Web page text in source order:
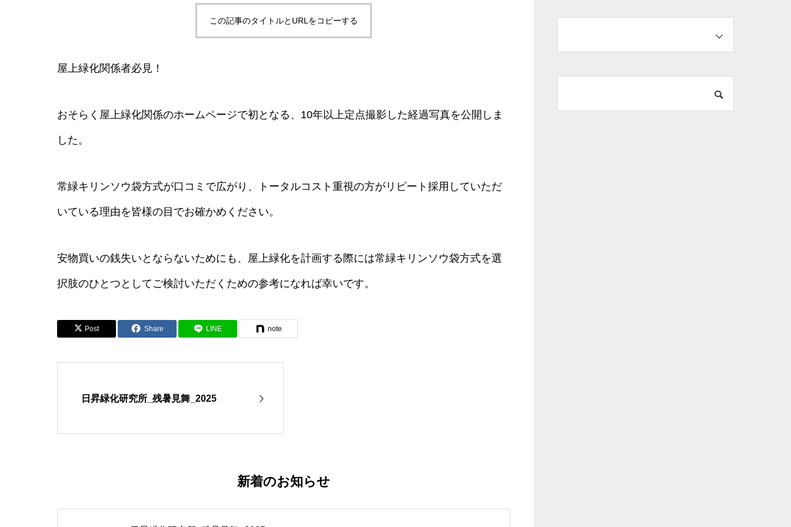
この記事のタイトルとURLをコピーする
屋上緑化関係者必見！
おそらく屋上緑化関係のホームページで初となる、10年以上定点撮影した経過写真を公開しま
した。
常緑キリンソウ袋方式が口コミで広がり、トータルコスト重視の方がリピート採用していただ
いている理由を皆様の目でお確かめください。
安物買いの銭失いとならないためにも、屋上緑化を計画する際には常緑キリンソウ袋方式を選
択肢のひとつとしてご検討いただくための参考になれば幸いです。
Post Share LINE note
日昇緑化研究所_残暑見舞_2025
新着のお知らせ